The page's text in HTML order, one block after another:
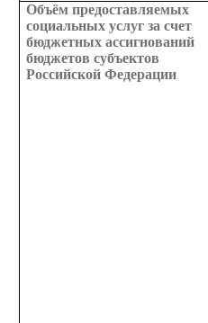
Объём предоставляемых
социальных услуг за счет
бюджетных ассигнований
бюджетов субъектов
Российской Федерации